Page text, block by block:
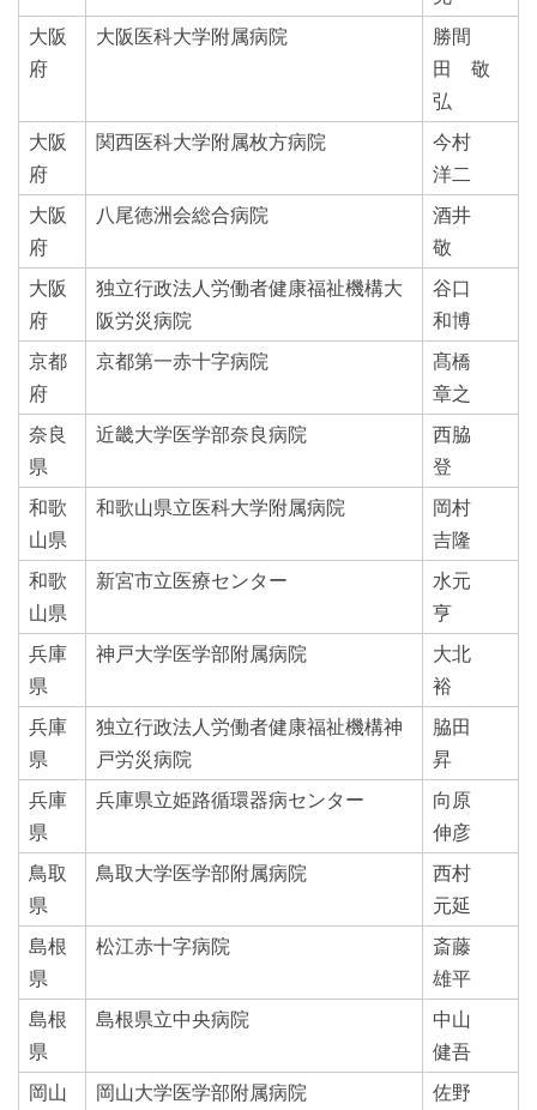
大阪
府
大阪医科大学附属病院
勝間
田 敬
弘
大阪
府
関西医科大学附属枚方病院
今村
洋二
大阪
府
八尾徳洲会総合病院
酒井
敬
大阪
府
独立行政法人労働者健康福祉機構大
阪労災病院
谷口
和博
京都
府
京都第一赤十字病院
髙橋
章之
奈良
県
近畿大学医学部奈良病院
西脇
登
和歌
山県
和歌山県立医科大学附属病院
岡村
吉隆
和歌
山県
新宮市立医療センター
水元
亨
兵庫
県
神戸大学医学部附属病院
大北
裕
兵庫
県
独立行政法人労働者健康福祉機構神
戸労災病院
脇田
昇
兵庫
県
兵庫県立姫路循環器病センター
向原
伸彦
鳥取
県
鳥取大学医学部附属病院
西村
元延
島根
県
松江赤十字病院
斎藤
雄平
島根
県
島根県立中央病院
中山
健吾
岡山
岡山大学医学部附属病院
佐野